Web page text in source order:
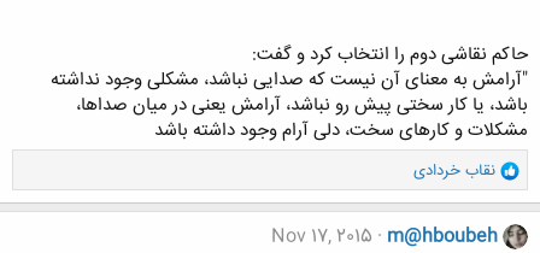
ﺣﺎﮐﻢ ﻧﻘﺎﺷﯽ ﺩﻭﻡ ﺭﺍ ﺍﻧﺘﺨﺎﺏ ﮐﺮﺩ ﻭ ﮔﻔﺖ:
"ﺁﺭﺍﻣﺶ ﺑﻪ ﻣﻌﻨﺎﯼ ﺁﻥ ﻧﯿﺴﺖ ﮐﻪ ﺻﺪﺍﯾﯽ ﻧﺒﺎﺷﺪ، ﻣﺸﮑﻠﯽ ﻭﺟﻮﺩ ﻧﺪﺍﺷﺘﻪ
ﺑﺎﺷﺪ، ﯾﺎ ﮐﺎﺭ ﺳﺨﺘﯽ ﭘﯿﺶ ﺭﻭ ﻧﺒﺎﺷﺪ، ﺁﺭﺍﻣﺶ ﯾﻌﻨﯽ ﺩﺭ ﻣﯿﺎﻥ ﺻﺪﺍها،
مشکلات ﻭ ﮐﺎﺭهای ﺳﺨﺖ، ﺩﻟﯽ ﺁﺭﺍﻡ ﻭﺟﻮﺩ ﺩﺍﺷﺘﻪ ﺑﺎﺷﺪ
و
ا
ک
ن
نقاب خردادی
m@hboubeh
Nov 17, 2015